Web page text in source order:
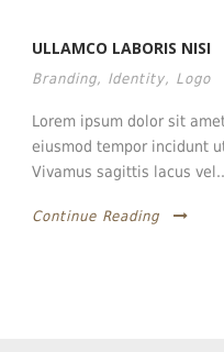
ULLAMCO LABORIS NISI
Branding, Identity, Logo
Lorem ipsum dolor sit
eiusmod tempor incidunt
Vivamus sagittis lacus
Continue Reading